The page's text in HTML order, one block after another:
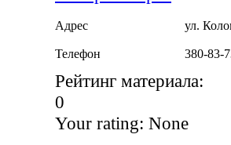
Адрес ул.
Телефон 380-83-
Рейтинг материала:
0
Your rating: None